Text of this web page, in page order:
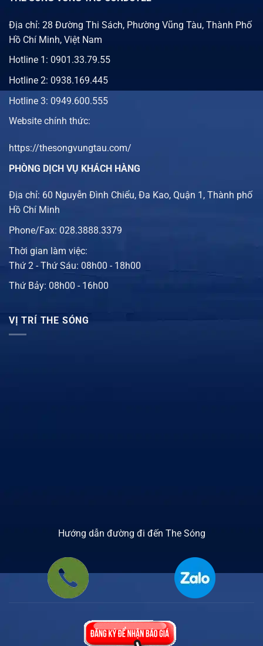
Địa chỉ: 28 Đường Thi Sách, Phường Vũng Tàu, Thành Phố
Hồ Chí Minh, Việt Nam
Hotline 1: 0901.33.79.55
Hotline 2: 0938.169.445
Hotline 3: 0949.600.555
Website chính thức:
https://thesongvungtau.com/
PHÒNG DỊCH VỤ KHÁCH HÀNG
Địa chỉ: 60 Nguyễn Đình Chiểu, Đa Kao, Quận 1, Thành phố
Hồ Chí Minh
Phone/Fax: 028.3888.3379
Thời gian làm việc:
Thứ 2 - Thứ Sáu: 08h00 - 18h00
Thứ Bảy: 08h00 - 16h00
VỊ TRÍ THE SÓNG
Hướng dẫn đường đi đến The Sóng